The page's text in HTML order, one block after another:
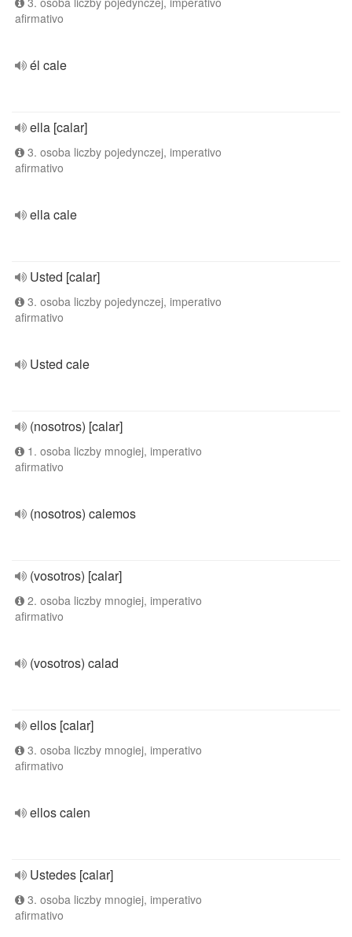
afirmativo
él cale
ella [calar]
3. osoba liczby pojedynczej, imperativo
afirmativo
ella cale
Usted [calar]
3. osoba liczby pojedynczej, imperativo
afirmativo
Usted cale
(nosotros) [calar]
1. osoba liczby mnogiej, imperativo
afirmativo
(nosotros) calemos
(vosotros) [calar]
2. osoba liczby mnogiej, imperativo
afirmativo
(vosotros) calad
ellos [calar]
3. osoba liczby mnogiej, imperativo
afirmativo
ellos calen
Ustedes [calar]
3. osoba liczby mnogiej, imperativo
afirmativo